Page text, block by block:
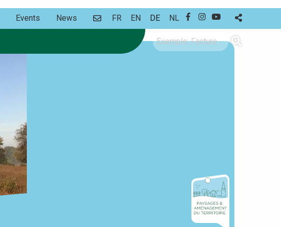
Suche
Events News CONTACT
FR EN DE NL
FACEBOOK
INSTAGRAM
YOUTUBE